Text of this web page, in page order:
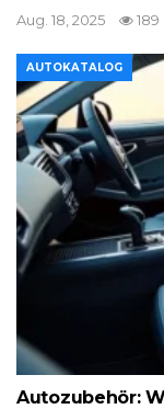
Aug. 18, 2025 189
AUTOKATALOG
Autozubehör: